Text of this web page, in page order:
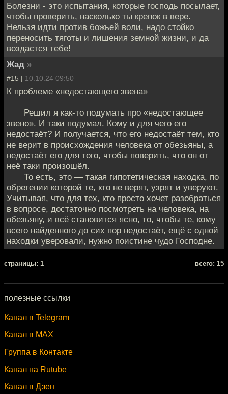
Болезни - это испытания, которые господь посылает,
чтобы проверить, насколько ты крепок в вере.
Нельзя идти против божьей воли, надо стойко
переносить тяготы и лишения земной жизни, и да
воздастся тебе!
Жад »
#15 | 10.10.24 09:50
К проблеме «недостающего звена»
Решил я как­‑то подумать про «недостающее
звено». И таки подумал. Кому и для чего его
недостаёт? И получается, что его недостаёт тем, кто
не верит в происхождения человека от обезьяны, а
недостаёт его для того, чтобы поверить, что он от
неё таки произошёл.
То есть, это — такая гипотетическая находка, по
обретении которой те, кто не верят, узрят и уверуют.
Учитывая, что для тех, кто просто хочет разобраться
в вопросе, достаточно посмотреть на человека, на
обезьяну, и всё становится ясно, то, чтобы те, кому
всего найденного до сих пор недостаёт, ещё с одной
находки уверовали, нужно поистине чудо Господне.
cтраницы: 1 всего: 15
полезные ссылки
Канал в Telegram
Канал в MAX
Группа в Контакте
Канал на Rutube
Канал в Дзен